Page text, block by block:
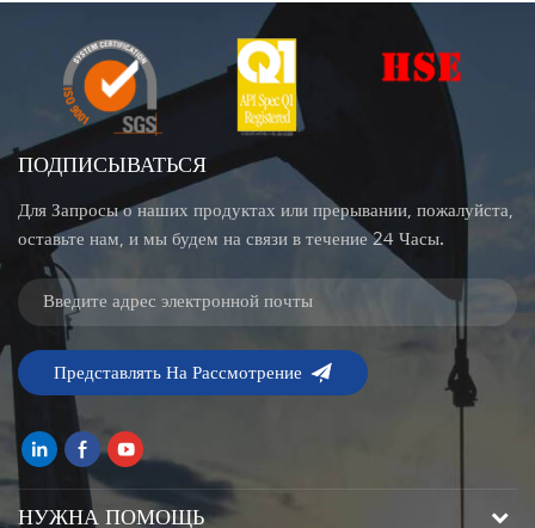
ПОДПИСЫВАТЬСЯ
Для Запросы о наших продуктах или прерывании, пожалуйста,
оставьте нам, и мы будем на связи в течение 24 Часы.
НУЖНА ПОМОЩЬ